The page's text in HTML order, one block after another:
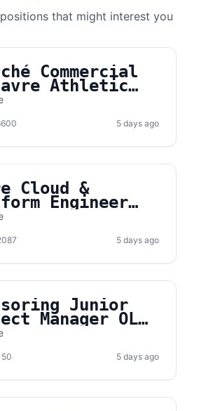
that might interest you
Commercial
Athletic
(F/H)
5 days ago
Cloud &
Engineer
5 days ago
Junior
Manager OL
F/H
5 days ago